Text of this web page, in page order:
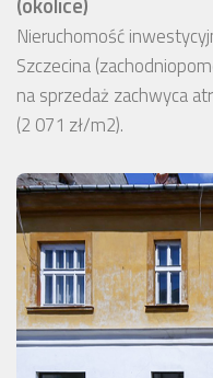
Nieruchomość
Szczecina
na sprzedaż zachwyca
(2 071 zł/m2).